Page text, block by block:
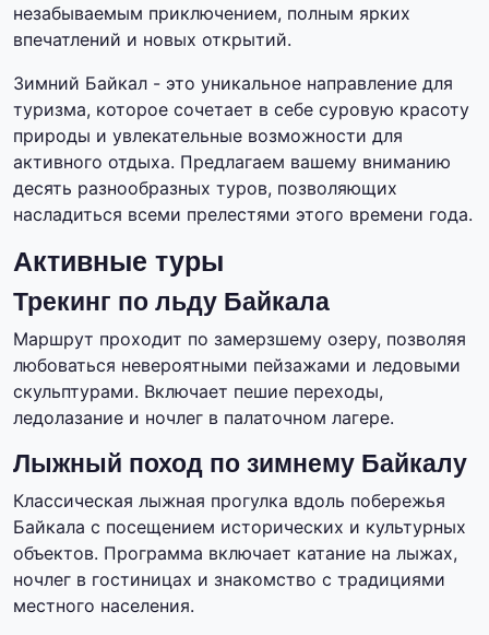
незабываемым приключением, полным ярких
впечатлений и новых открытий.
Зимний Байкал - это уникальное направление для
туризма, которое сочетает в себе суровую красоту
природы и увлекательные возможности для
активного отдыха. Предлагаем вашему вниманию
десять разнообразных туров, позволяющих
насладиться всеми прелестями этого времени года.
Активные туры
Трекинг по льду Байкала
Маршрут проходит по замерзшему озеру, позволяя
любоваться невероятными пейзажами и ледовыми
скульптурами. Включает пешие переходы,
ледолазание и ночлег в палаточном лагере.
Лыжный поход по зимнему Байкалу
Классическая лыжная прогулка вдоль побережья
Байкала с посещением исторических и культурных
объектов. Программа включает катание на лыжах,
ночлег в гостиницах и знакомство с традициями
местного населения.